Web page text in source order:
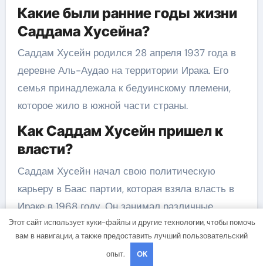
Какие были ранние годы жизни
Саддама Хусейна?
Саддам Хусейн родился 28 апреля 1937 года в
деревне Аль-Аудао на территории Ирака. Его
семья принадлежала к бедуинскому племени,
которое жило в южной части страны.
Как Саддам Хусейн пришел к
власти?
Саддам Хусейн начал свою политическую
карьеру в Баас партии, которая взяла власть в
Ираке в 1968 году. Он занимал различные
должности и в 1979 году стал президентом
Ирака после свержения своего
Этот сайт использует куки-файлы и другие технологии, чтобы помочь
вам в навигации, а также предоставить лучший пользовательский
опыт.
OK